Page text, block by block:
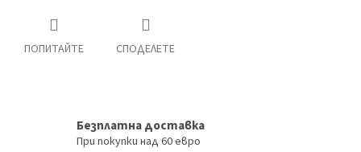
ПОПИТАЙТЕ СПОДЕЛЕТЕ
Безплатна доставка
При покупки над 60 евро